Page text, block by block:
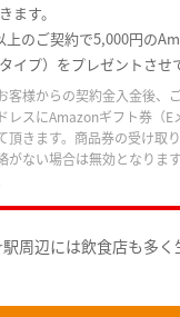
ます。
上のご契約で5,000円の
イプ）をプレゼントさせ
客様からの契約金入金後、
レスにAmazonギフト券（E
頂きます。商品券の受け取
がない場合は無効となりま
周辺には飲食店も多く